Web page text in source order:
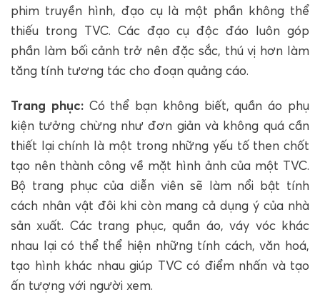
phim truyền hình, đạo cụ là một phần không thể
thiếu trong TVC. Các đạo cụ độc đáo luôn góp
phần làm bối cảnh trở nên đặc sắc, thú vị hơn làm
tăng tính tương tác cho đoạn quảng cáo.
Trang phục: Có thể bạn không biết, quần áo phụ
kiện tưởng chừng như đơn giản và không quá cần
thiết lại chính là một trong những yếu tố then chốt
tạo nên thành công về mặt hình ảnh của một TVC.
Bộ trang phục của diễn viên sẽ làm nổi bật tính
cách nhân vật đôi khi còn mang cả dụng ý của nhà
sản xuất. Các trang phục, quần áo, váy vóc khác
nhau lại có thể thể hiện những tính cách, văn hoá,
tạo hình khác nhau giúp TVC có điểm nhấn và tạo
ấn tượng với người xem.